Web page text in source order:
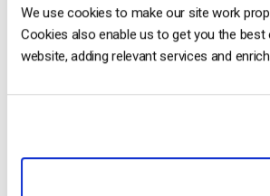
We use cookies to make our site work
Cookies also enable us to get you the best
website, adding relevant services and
Una volta creato il canale live stream con
nella dashboard del canale live stream
DVR.